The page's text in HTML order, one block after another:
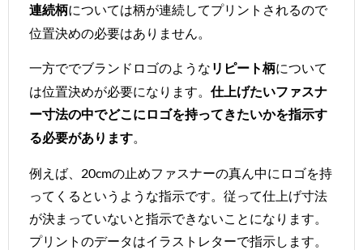
連続柄については柄が連続してプリントされるので
位置決めの必要はありません。
一方ででブランドロゴのような リピート柄について
は位置決めが必要になります。 仕上げたいファスナ
ー寸法の中でどこにロゴを持ってきたいかを指示す
る必要があります
例えば、20cmの止めファスナーの真ん中にロゴを持
ってくるというような指示です。従って仕上げ寸法
が決まっていないと指示できないことになります。
プリントのデータはイラストレターで指示します。